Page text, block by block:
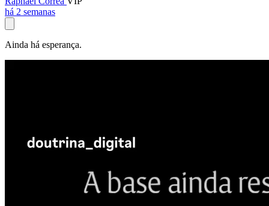
há 2 semanas
Ainda há esperança.